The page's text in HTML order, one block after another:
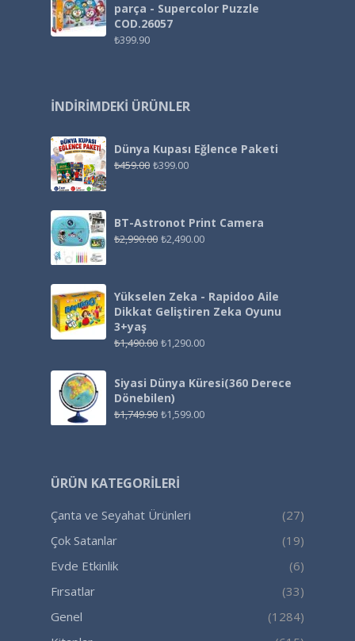
parça - Supercolor Puzzle
COD.26057
₺399.90
İNDIRIMDEKI ÜRÜNLER
Dünya Kupası Eğlence Paketi
₺459.00 ₺399.00
BT-Astronot Print Camera
₺2,990.00 ₺2,490.00
Yükselen Zeka - Rapidoo Aile
Dikkat Geliştiren Zeka Oyunu
3+yaş
₺1,490.00 ₺1,290.00
Siyasi Dünya Küresi(360 Derece
Dönebilen)
₺1,749.90 ₺1,599.00
ÜRÜN KATEGORILERI
Çanta ve Seyahat Ürünleri
(27)
Çok Satanlar
(19)
Evde Etkinlik
(6)
Fırsatlar
(33)
Genel
(1284)